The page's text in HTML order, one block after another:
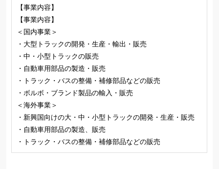
【事業内容】
【事業内容】
＜国内事業＞
・大型トラックの開発・生産・輸出・販売
・中・小型トラックの販売
・自動車用部品の製造・販売
・トラック・バスの整備・補修部品などの販売
・ボルボ・ブランド製品の輸入・販売
＜海外事業＞
・新興国向けの大・中・小型トラックの開発・生産・販売
・自動車用部品の製造、販売
・トラック・バスの整備・補修部品などの販売